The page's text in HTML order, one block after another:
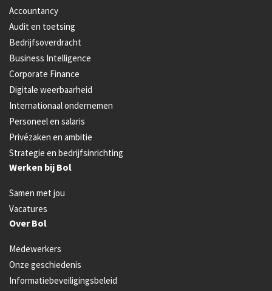
Accountancy
Audit en toetsing
Bedrijfsoverdracht
Business Intelligence
Corporate Finance
Digitale weerbaarheid
Internationaal ondernemen
Personeel en salaris
Privézaken en ambitie
Strategie en bedrijfsinrichting
Werken bij Bol
Samen met jou
Vacatures
Over Bol
Medewerkers
Onze geschiedenis
Informatiebeveiligingsbeleid